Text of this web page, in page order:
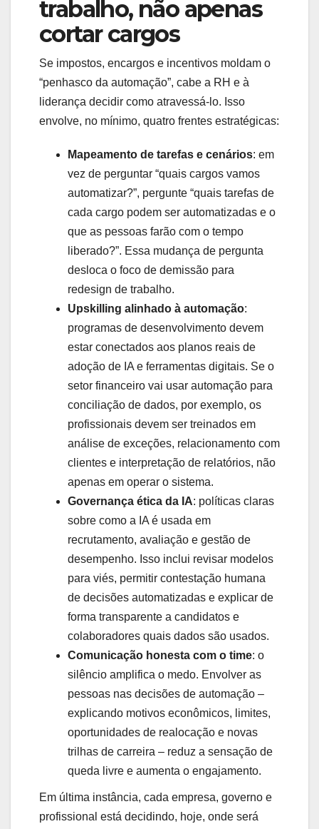
trabalho, não apenas
cortar cargos
Se impostos, encargos e incentivos moldam o
“penhasco da automação”, cabe a RH e à
liderança decidir como atravessá-lo. Isso
envolve, no mínimo, quatro frentes estratégicas:
Mapeamento de tarefas e cenários: em
vez de perguntar “quais cargos vamos
automatizar?”, pergunte “quais tarefas de
cada cargo podem ser automatizadas e o
que as pessoas farão com o tempo
liberado?”. Essa mudança de pergunta
desloca o foco de demissão para
redesign de trabalho.
Upskilling alinhado à automação:
programas de desenvolvimento devem
estar conectados aos planos reais de
adoção de IA e ferramentas digitais. Se o
setor financeiro vai usar automação para
conciliação de dados, por exemplo, os
profissionais devem ser treinados em
análise de exceções, relacionamento com
clientes e interpretação de relatórios, não
apenas em operar o sistema.
Governança ética da IA: políticas claras
sobre como a IA é usada em
recrutamento, avaliação e gestão de
desempenho. Isso inclui revisar modelos
para viés, permitir contestação humana
de decisões automatizadas e explicar de
forma transparente a candidatos e
colaboradores quais dados são usados.
Comunicação honesta com o time: o
silêncio amplifica o medo. Envolver as
pessoas nas decisões de automação –
explicando motivos econômicos, limites,
oportunidades de realocação e novas
trilhas de carreira – reduz a sensação de
queda livre e aumenta o engajamento.
Em última instância, cada empresa, governo e
profissional está decidindo, hoje, onde será